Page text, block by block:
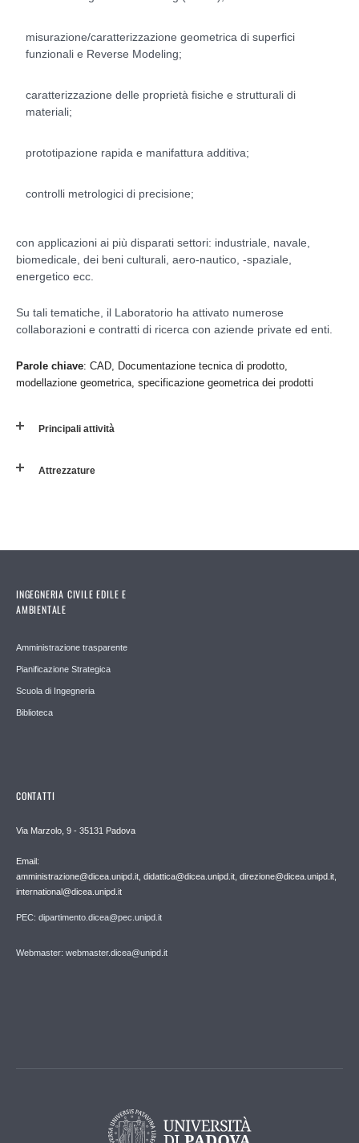
misurazione/caratterizzazione geometrica di superfici
funzionali e Reverse Modeling;
caratterizzazione delle proprietà fisiche e strutturali di
materiali;
prototipazione rapida e manifattura additiva;
controlli metrologici di precisione;
con applicazioni ai più disparati settori: industriale, navale,
biomedicale, dei beni culturali, aero-nautico, -spaziale,
energetico ecc.
Su tali tematiche, il Laboratorio ha attivato numerose
collaborazioni e contratti di ricerca con aziende private ed enti.
Parole chiave: CAD, Documentazione tecnica di prodotto,
modellazione geometrica, specificazione geometrica dei prodotti
Principali attività
Attrezzature
INGEGNERIA CIVILE EDILE E
AMBIENTALE
Amministrazione trasparente
Pianificazione Strategica
Scuola di Ingegneria
Biblioteca
CONTATTI
Via Marzolo, 9 - 35131 Padova
Email:
amministrazione@dicea.unipd.it, didattica@dicea.unipd.it, direzione@dicea.unipd.it,
international@dicea.unipd.it
PEC: dipartimento.dicea@pec.unipd.it
Webmaster: webmaster.dicea@unipd.it